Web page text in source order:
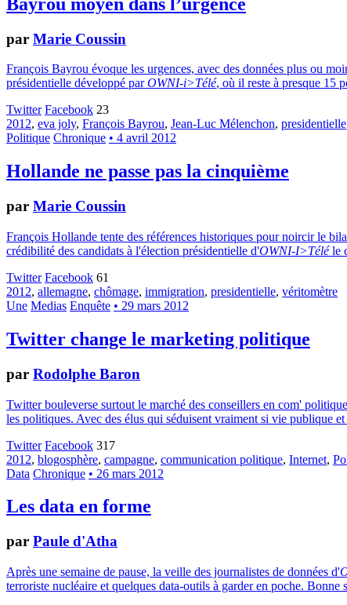
par Marie Coussin
François Bayrou évoque les urgences, avec des données plus ou
présidentielle développé parOWNI-i>Télé, où il reste à presque 15
Twitter Facebook 23
2012, eva joly, François Bayrou, Jean-Luc Mélenchon, presidentielle
Politique Chronique • 4 avril 2012
Hollande ne passe pas la cinquième
par Marie Coussin
François Hollande tente des références historiques pour noircir le
crédibilité des candidats à l'élection présidentielle d'OWNI-I>Téléle
Twitter Facebook 61
2012, allemagne, chômage, immigration, presidentielle, véritomètre
Une Medias Enquête • 29 mars 2012
Twitter change le marketing politique
par Rodolphe Baron
Twitter bouleverse surtout le marché des conseillers en com'
les politiques. Avec des élus qui séduisent vraiment si vie publique
Twitter Facebook 317
2012, blogosphère, campagne, communication politique, Internet,
Data Chronique • 26 mars 2012
Les data en forme
par Paule d'Atha
Après une semaine de pause, la veille des journalistes de données d'
terroriste nucléaire et quelques data-outils à garder en poche. Bonne